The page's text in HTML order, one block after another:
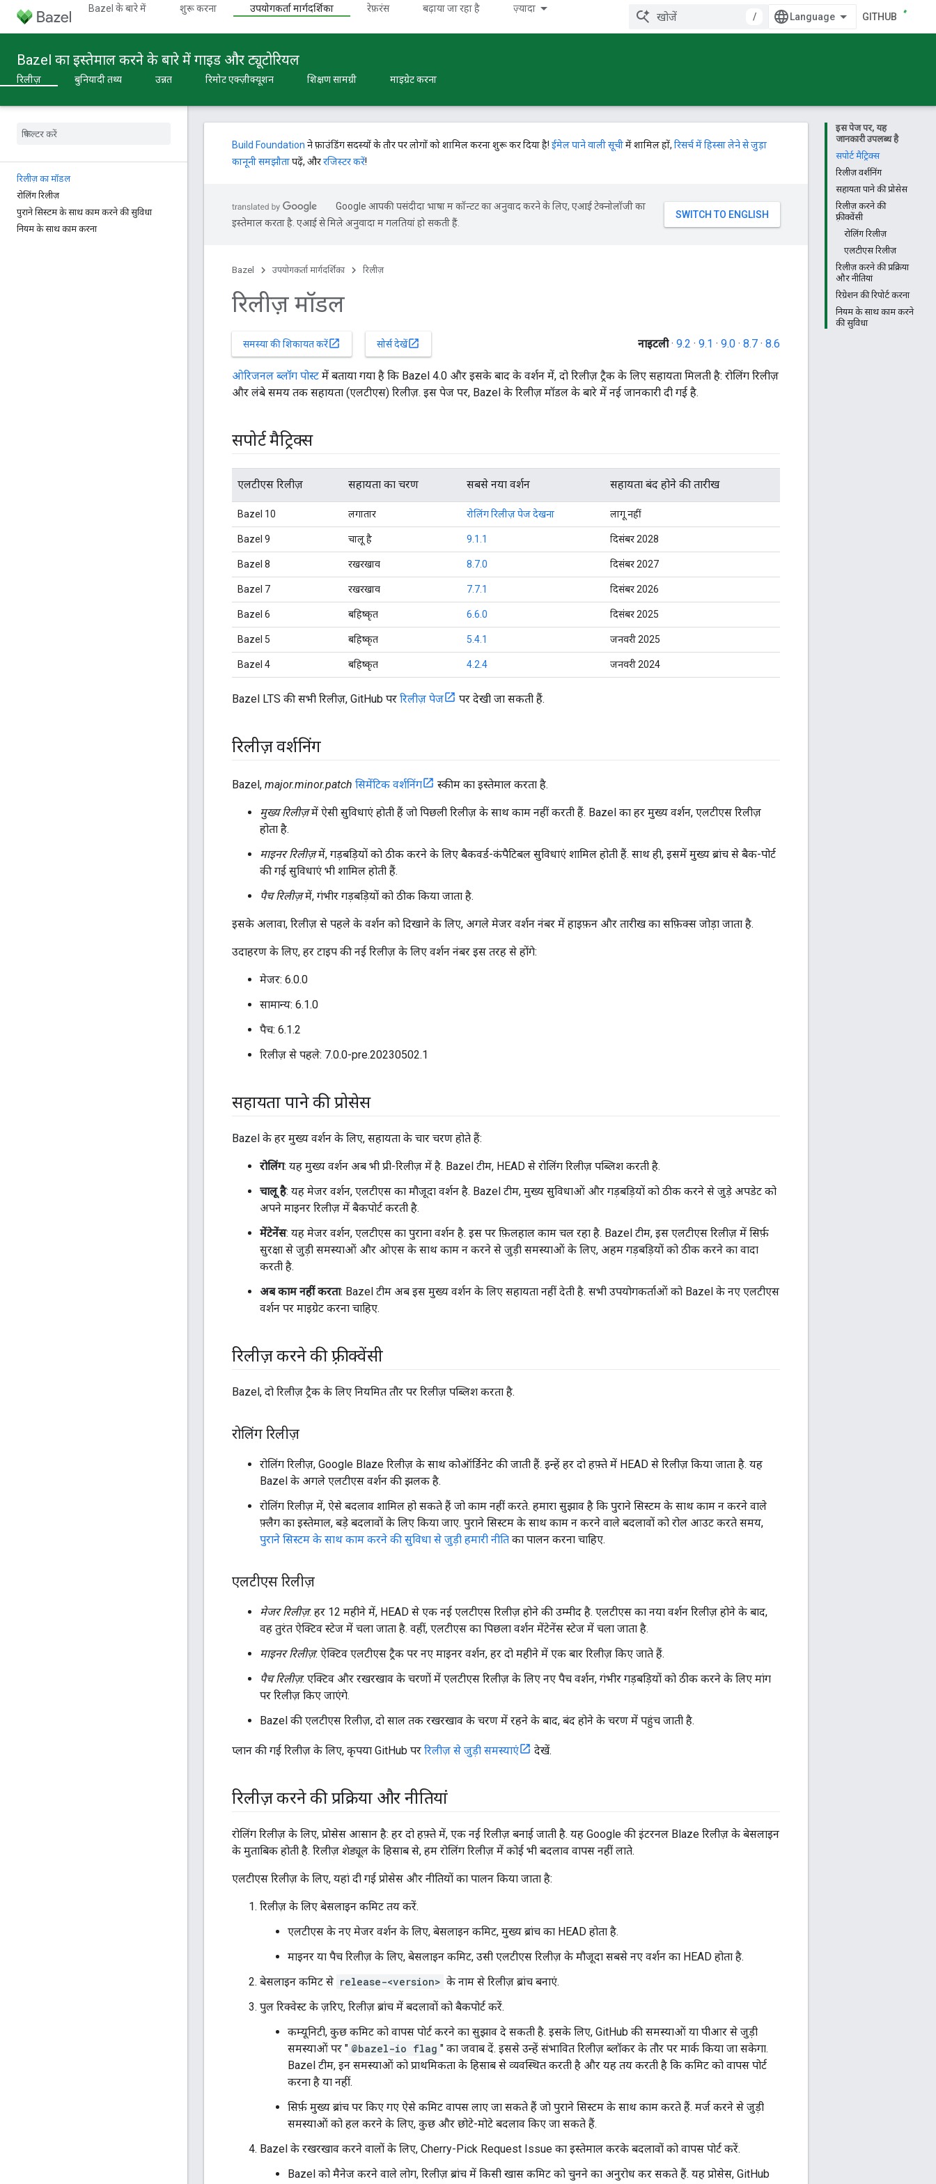
Bazel के बारे में शुरू करना उपयोगकर्ता मार्गदर्शिका रेफ़रंस बढ़ाया जा रहा है ज़्यादा
/ GITHUB
Bazel का इस्तेमाल करने के बारे में गाइड और ट्यूटोरियल
रिलीज़ बुनियादी तथ्य उन्नत रिमोट एक्ज़ीक्यूशन शिक्षण सामग्री माइग्रेट करना
रिलीज़ का मॉडल
रोलिंग रिलीज़
पुराने सिस्टम के साथ काम करने की सुविधा
नियम के साथ काम करना
इस पेज पर, यह
जानकारी उपलब्ध है
सपोर्ट मैट्रिक्स
रिलीज़ वर्शनिंग
सहायता पाने की प्रोसेस
रिलीज़ करने की
फ़्रीक्वेंसी
रोलिंग रिलीज़
एलटीएस रिलीज़
रिलीज़ करने की प्रक्रिया
और नीतियां
रिग्रेशन की रिपोर्ट करना
नियम के साथ काम करने
की सुविधा
Build Foundation ने फ़ाउंडिंग सदस्यों के तौर पर लोगों को शामिल करना शुरू कर दिया है! ईमेल पाने वाली सूचीमें शामिल हों, रिसर्च में हिस्सा लेने से जुड़ा
कानूनी समझौतापढ़ें, औररजिस्टर करें!
Google आपकी पसंदीदा भाषा में कॉन्टेंट का अनुवाद करने के लिए, एआई टेक्नोलॉजी का
इस्तेमाल करता है. एआई से मिले अनुवादों में गलतियां हो सकती हैं.
Bazel उपयोगकर्ता मार्गदर्शिका रिलीज़
रिलीज़ मॉडल
समस्या की शिकायत करेंopen_in_new सोर्स देखेंopen_in_new नाइटली · 9.2 · 9.1 · 9.0 · 8.7 · 8.6
ओरिजनल ब्लॉग पोस्ट में बताया गया है कि Bazel 4.0 और इसके बाद के वर्शन में, दो रिलीज़ ट्रैक के लिए सहायता मिलती है: रोलिंग रिलीज़
और लंबे समय तक सहायता (एलटीएस) रिलीज़. इस पेज पर, Bazel के रिलीज़ मॉडल के बारे में नई जानकारी दी गई है.
सपोर्ट मैट्रिक्स
एलटीएस रिलीज़ सहायता का चरण सबसे नया वर्शन सहायता बंद होने की तारीख
Bazel 10 लगातार रोलिंग रिलीज़ पेज देखना लागू नहीं
Bazel 9 चालू है 9.1.1 दिसंबर 2028
Bazel 8 रखरखाव 8.7.0 दिसंबर 2027
Bazel 7 रखरखाव 7.7.1 दिसंबर 2026
Bazel 6 बहिष्कृत 6.6.0 दिसंबर 2025
Bazel 5 बहिष्कृत 5.4.1 जनवरी 2025
Bazel 4 बहिष्कृत 4.2.4 जनवरी 2024
Bazel LTS की सभी रिलीज़, GitHub पर रिलीज़ पेज पर देखी जा सकती हैं.
रिलीज़ वर्शनिंग
Bazel, major.minor.patch सिमेंटिक वर्शनिंग स्कीम का इस्तेमाल करता है.
मुख्य रिलीज़में ऐसी सुविधाएं होती हैं जो पिछली रिलीज़ के साथ काम नहीं करती हैं. Bazel का हर मुख्य वर्शन, एलटीएस रिलीज़
होता है.
माइनर रिलीज़में, गड़बड़ियों को ठीक करने के लिए बैकवर्ड-कंपैटिबल सुविधाएं शामिल होती हैं. साथ ही, इसमें मुख्य ब्रांच से बैक-पोर्ट
की गई सुविधाएं भी शामिल होती हैं.
पैच रिलीज़में, गंभीर गड़बड़ियों को ठीक किया जाता है.
इसके अलावा, रिलीज़ से पहले के वर्शन को दिखाने के लिए, अगले मेजर वर्शन नंबर में हाइफ़न और तारीख का सफ़िक्स जोड़ा जाता है.
उदाहरण के लिए, हर टाइप की नई रिलीज़ के लिए वर्शन नंबर इस तरह से होंगे:
मेजर: 6.0.0
सामान्य: 6.1.0
पैच: 6.1.2
रिलीज़ से पहले: 7.0.0-pre.20230502.1
सहायता पाने की प्रोसेस
Bazel के हर मुख्य वर्शन के लिए, सहायता के चार चरण होते हैं:
रोलिंग: यह मुख्य वर्शन अब भी प्री-रिलीज़ में है. Bazel टीम, HEAD से रोलिंग रिलीज़ पब्लिश करती है.
चालू है: यह मेजर वर्शन, एलटीएस का मौजूदा वर्शन है. Bazel टीम, मुख्य सुविधाओं और गड़बड़ियों को ठीक करने से जुड़े अपडेट को
अपने माइनर रिलीज़ में बैकपोर्ट करती है.
मेंटेनेंस: यह मेजर वर्शन, एलटीएस का पुराना वर्शन है. इस पर फ़िलहाल काम चल रहा है. Bazel टीम, इस एलटीएस रिलीज़ में सिर्फ़
सुरक्षा से जुड़ी समस्याओं और ओएस के साथ काम न करने से जुड़ी समस्याओं के लिए, अहम गड़बड़ियों को ठीक करने का वादा
करती है.
अब काम नहीं करता: Bazel टीम अब इस मुख्य वर्शन के लिए सहायता नहीं देती है. सभी उपयोगकर्ताओं को Bazel के नए एलटीएस
वर्शन पर माइग्रेट करना चाहिए.
रिलीज़ करने की फ़्रीक्वेंसी
Bazel, दो रिलीज़ ट्रैक के लिए नियमित तौर पर रिलीज़ पब्लिश करता है.
रोलिंग रिलीज़
रोलिंग रिलीज़, Google Blaze रिलीज़ के साथ कोऑर्डिनेट की जाती हैं. इन्हें हर दो हफ़्ते में HEAD से रिलीज़ किया जाता है. यह
Bazel के अगले एलटीएस वर्शन की झलक है.
रोलिंग रिलीज़ में, ऐसे बदलाव शामिल हो सकते हैं जो काम नहीं करते. हमारा सुझाव है कि पुराने सिस्टम के साथ काम न करने वाले
फ़्लैग का इस्तेमाल, बड़े बदलावों के लिए किया जाए. पुराने सिस्टम के साथ काम न करने वाले बदलावों को रोल आउट करते समय,
पुराने सिस्टम के साथ काम करने की सुविधा से जुड़ी हमारी नीति का पालन करना चाहिए.
एलटीएस रिलीज़
मेजर रिलीज़: हर 12 महीने में, HEAD से एक नई एलटीएस रिलीज़ होने की उम्मीद है. एलटीएस का नया वर्शन रिलीज़ होने के बाद,
वह तुरंत ऐक्टिव स्टेज में चला जाता है. वहीं, एलटीएस का पिछला वर्शन मेंटेनेंस स्टेज में चला जाता है.
माइनर रिलीज़: ऐक्टिव एलटीएस ट्रैक पर नए माइनर वर्शन, हर दो महीने में एक बार रिलीज़ किए जाते हैं.
पैच रिलीज़: एक्टिव और रखरखाव के चरणों में एलटीएस रिलीज़ के लिए नए पैच वर्शन, गंभीर गड़बड़ियों को ठीक करने के लिए मांग
पर रिलीज़ किए जाएंगे.
Bazel की एलटीएस रिलीज़, दो साल तक रखरखाव के चरण में रहने के बाद, बंद होने के चरण में पहुंच जाती है.
प्लान की गई रिलीज़ के लिए, कृपया GitHub पर रिलीज़ से जुड़ी समस्याएं देखें.
रिलीज़ करने की प्रक्रिया और नीतियां
रोलिंग रिलीज़ के लिए, प्रोसेस आसान है: हर दो हफ़्ते में, एक नई रिलीज़ बनाई जाती है. यह Google की इंटरनल Blaze रिलीज़ के बेसलाइन
के मुताबिक होती है. रिलीज़ शेड्यूल के हिसाब से, हम रोलिंग रिलीज़ में कोई भी बदलाव वापस नहीं लाते.
एलटीएस रिलीज़ के लिए, यहां दी गई प्रोसेस और नीतियों का पालन किया जाता है:
रिलीज़ के लिए बेसलाइन कमिट तय करें.
एलटीएस के नए मेजर वर्शन के लिए, बेसलाइन कमिट, मुख्य ब्रांच का HEAD होता है.
माइनर या पैच रिलीज़ के लिए, बेसलाइन कमिट, उसी एलटीएस रिलीज़ के मौजूदा सबसे नए वर्शन का HEAD होता है.
बेसलाइन कमिट से release-<version> के नाम से रिलीज़ ब्रांच बनाएं.
पुल रिक्वेस्ट के ज़रिए, रिलीज़ ब्रांच में बदलावों को बैकपोर्ट करें.
कम्यूनिटी, कुछ कमिट को वापस पोर्ट करने का सुझाव दे सकती है. इसके लिए, GitHub की समस्याओं या पीआर से जुड़ी
समस्याओं पर " @bazel-io flag " का जवाब दें. इससे उन्हें संभावित रिलीज़ ब्लॉकर के तौर पर मार्क किया जा सकेगा.
Bazel टीम, इन समस्याओं को प्राथमिकता के हिसाब से व्यवस्थित करती है और यह तय करती है कि कमिट को वापस पोर्ट
करना है या नहीं.
सिर्फ़ मुख्य ब्रांच पर किए गए ऐसे कमिट वापस लाए जा सकते हैं जो पुराने सिस्टम के साथ काम करते हैं. मर्ज करने से जुड़ी
समस्याओं को हल करने के लिए, कुछ और छोटे-मोटे बदलाव किए जा सकते हैं.
Bazel के रखरखाव करने वालों के लिए, Cherry-Pick Request Issue का इस्तेमाल करके बदलावों को वापस पोर्ट करें.
Bazel को मैनेज करने वाले लोग, रिलीज़ ब्रांच में किसी खास कमिट को चुनने का अनुरोध कर सकते हैं. यह प्रोसेस, GitHub